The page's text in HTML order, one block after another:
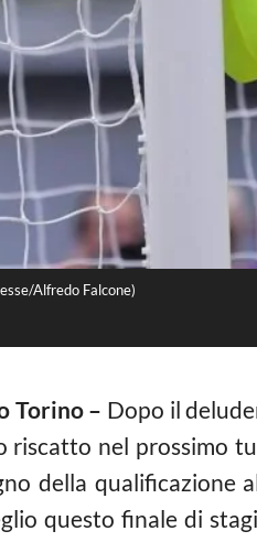
Alfredo Falcone)
Torino – Dopo il
riscatto nel prossimo
della qualificazione
questo finale di